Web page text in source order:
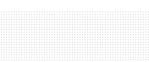
MAIL